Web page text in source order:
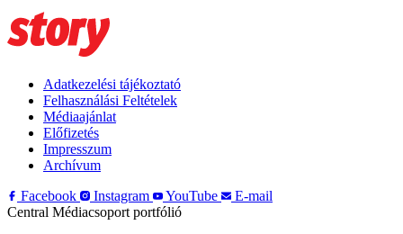
Adatkezelési tájékoztató
Felhasználási Feltételek
Médiaajánlat
Előfizetés
Impresszum
Archívum
Facebook
Instagram YouTube
E-mail
Central Médiacsoport portfólió